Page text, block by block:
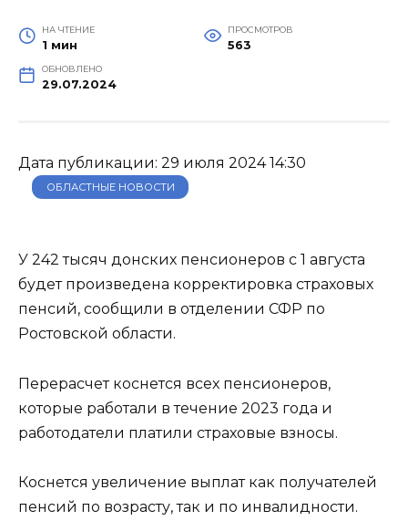
НА ЧТЕНИЕ
1 мин
ПРОСМОТРОВ
563
ОБНОВЛЕНО
29.07.2024
Дата публикации: 29 июля 2024 14:30
ОБЛАСТНЫЕ НОВОСТИ
У 242 тысяч донских пенсионеров с 1 августа
будет произведена корректировка страховых
пенсий, сообщили в отделении СФР по
Ростовской области.
Перерасчет коснется всех пенсионеров,
которые работали в течение 2023 года и
работодатели платили страховые взносы.
Коснется увеличение выплат как получателей
пенсий по возрасту, так и по инвалидности.